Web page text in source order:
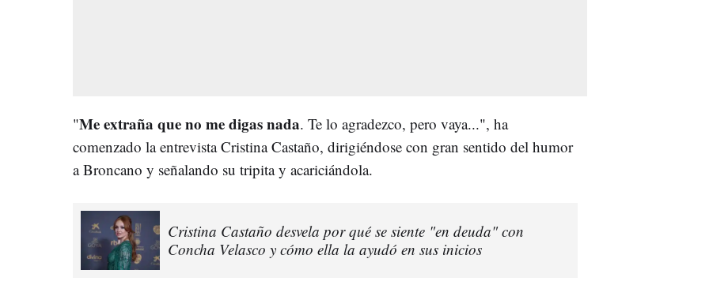
"Me extraña que no me digas nada. Te lo agradezco, pero vaya...", ha
comenzado la entrevista Cristina Castaño, dirigiéndose con gran sentido del humor
a Broncano y señalando su tripita y acariciándola.
Cristina Castaño desvela por qué se siente "en deuda" con
Concha Velasco y cómo ella la ayudó en sus inicios